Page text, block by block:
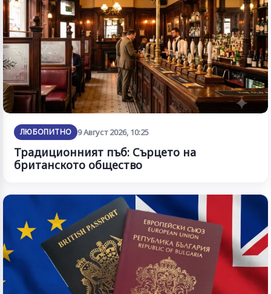
ЛЮБОПИТНО 9 Август 2026, 10:25
Традиционният пъб: Сърцето на
британското общество